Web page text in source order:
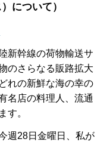
について）
新幹線の荷物輸送サ
のさらなる販路拡大
れの新鮮な海の幸の
名店の料理人、流通
す。
週28日金曜日、私が